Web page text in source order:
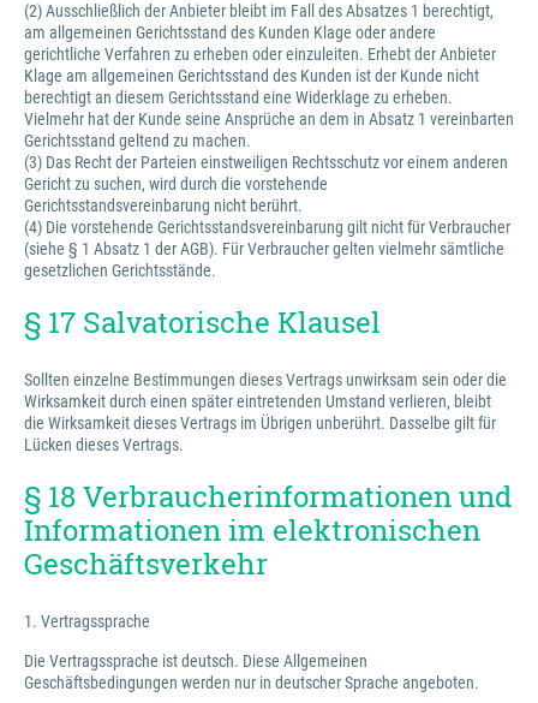
(2) Ausschließlich der Anbieter bleibt im Fall des Absatzes 1 berechtigt,
am allgemeinen Gerichtsstand des Kunden Klage oder andere
gerichtliche Verfahren zu erheben oder einzuleiten. Erhebt der Anbieter
Klage am allgemeinen Gerichtsstand des Kunden ist der Kunde nicht
berechtigt an diesem Gerichtsstand eine Widerklage zu erheben.
Vielmehr hat der Kunde seine Ansprüche an dem in Absatz 1 vereinbarten
Gerichtsstand geltend zu machen.
(3) Das Recht der Parteien einstweiligen Rechtsschutz vor einem anderen
Gericht zu suchen, wird durch die vorstehende
Gerichtsstandsvereinbarung nicht berührt.
(4) Die vorstehende Gerichtsstandsvereinbarung gilt nicht für Verbraucher
(siehe § 1 Absatz 1 der AGB). Für Verbraucher gelten vielmehr sämtliche
gesetzlichen Gerichtsstände.
§ 17 Salvatorische Klausel
Sollten einzelne Bestimmungen dieses Vertrags unwirksam sein oder die
Wirksamkeit durch einen später eintretenden Umstand verlieren, bleibt
die Wirksamkeit dieses Vertrags im Übrigen unberührt. Dasselbe gilt für
Lücken dieses Vertrags.
§ 18 Verbraucherinformationen und
Informationen im elektronischen
Geschäftsverkehr
1. Vertragssprache
Die Vertragssprache ist deutsch. Diese Allgemeinen
Geschäftsbedingungen werden nur in deutscher Sprache angeboten.